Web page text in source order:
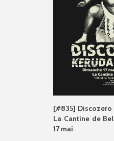
[#835] Discozero
La Cantine de
17 mai